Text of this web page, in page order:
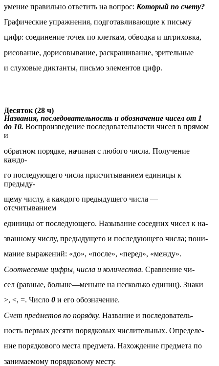
умение правильно ответить на вопрос: Который по счету?
Графические упражнения, подготавливающие к письму
цифр: соединение точек по клеткам, обводка и штриховка,
рисование, дорисовывание, раскрашивание, зрительные
и слуховые диктанты, письмо элементов цифр.
Десяток (28 ч)
Названия, последовательность и обозначение чисел от 1
до 10. Воспроизведение последовательности чисел в прямом
и
обратном порядке, начиная с любого числа. Получение
каждо-
го последующего числа присчитыванием единицы к
предыду-
щему числу, а каждого предыдущего числа —
отсчитыванием
единицы от последующего. Называние соседних чисел к на-
званному числу, предыдущего и последующего числа; пони-
мание выражений: «до», «после», «перед», «между».
Соотнесение цифры, числа и количества. Сравнение чи-
сел (равные, больше—меньше на несколько единиц). Знаки
>, <, =. Число 0 и его обозначение.
Счет предметов по порядку. Название и последователь-
ность первых десяти порядковых числительных. Определе-
ние порядкового места предмета. Нахождение предмета по
занимаемому порядковому месту.